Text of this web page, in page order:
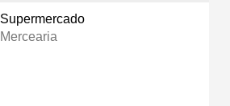
Supermercado
Mercearia